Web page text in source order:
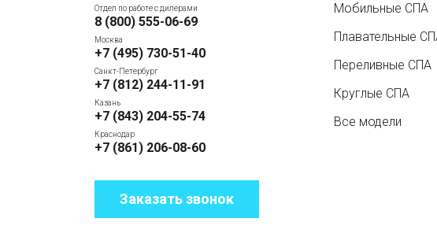
Отдел по работе с дилерами
8 (800) 555-06-69
Москва
+7 (495) 730-51-40
Санкт-Петербург
+7 (812) 244-11-91
Казань
+7 (843) 204-55-74
Краснодар
+7 (861) 206-08-60
Заказать звонок
Мобильные СПА
Плавательные
Переливные СПА
Круглые СПА
Все модели